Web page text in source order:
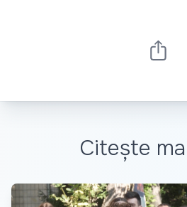
Citește